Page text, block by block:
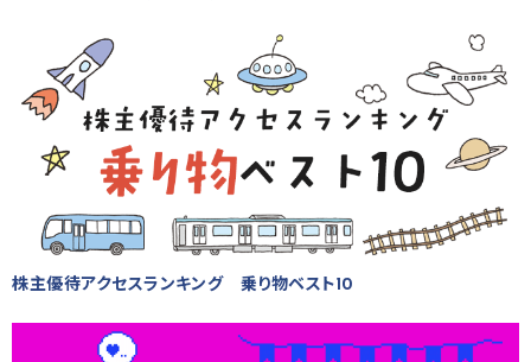
株主優待アクセスランキング 乗り物ベスト10